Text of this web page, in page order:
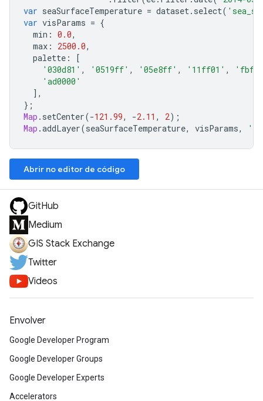
var seaSurfaceTemperature = dataset. select(
var visParams = {
min : 0.0,
max : 2500.0,
palette :
[
'030d81' , '0519ff' , '05e8ff' , '11ff01' ,
'ad0000'
],
};
Map . setCenter(-121.99, -2.11 , 2);
Map .addLayer(seaSurfaceTemperature, visParams,
Abrir no editor de código
GitHub
Medium
GIS Stack Exchange
Twitter
Videos
Envolver
Google Developer Program
Google Developer Groups
Google Developer Experts
Accelerators